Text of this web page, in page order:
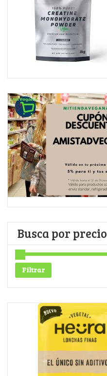
Busca por precio
Filtrar